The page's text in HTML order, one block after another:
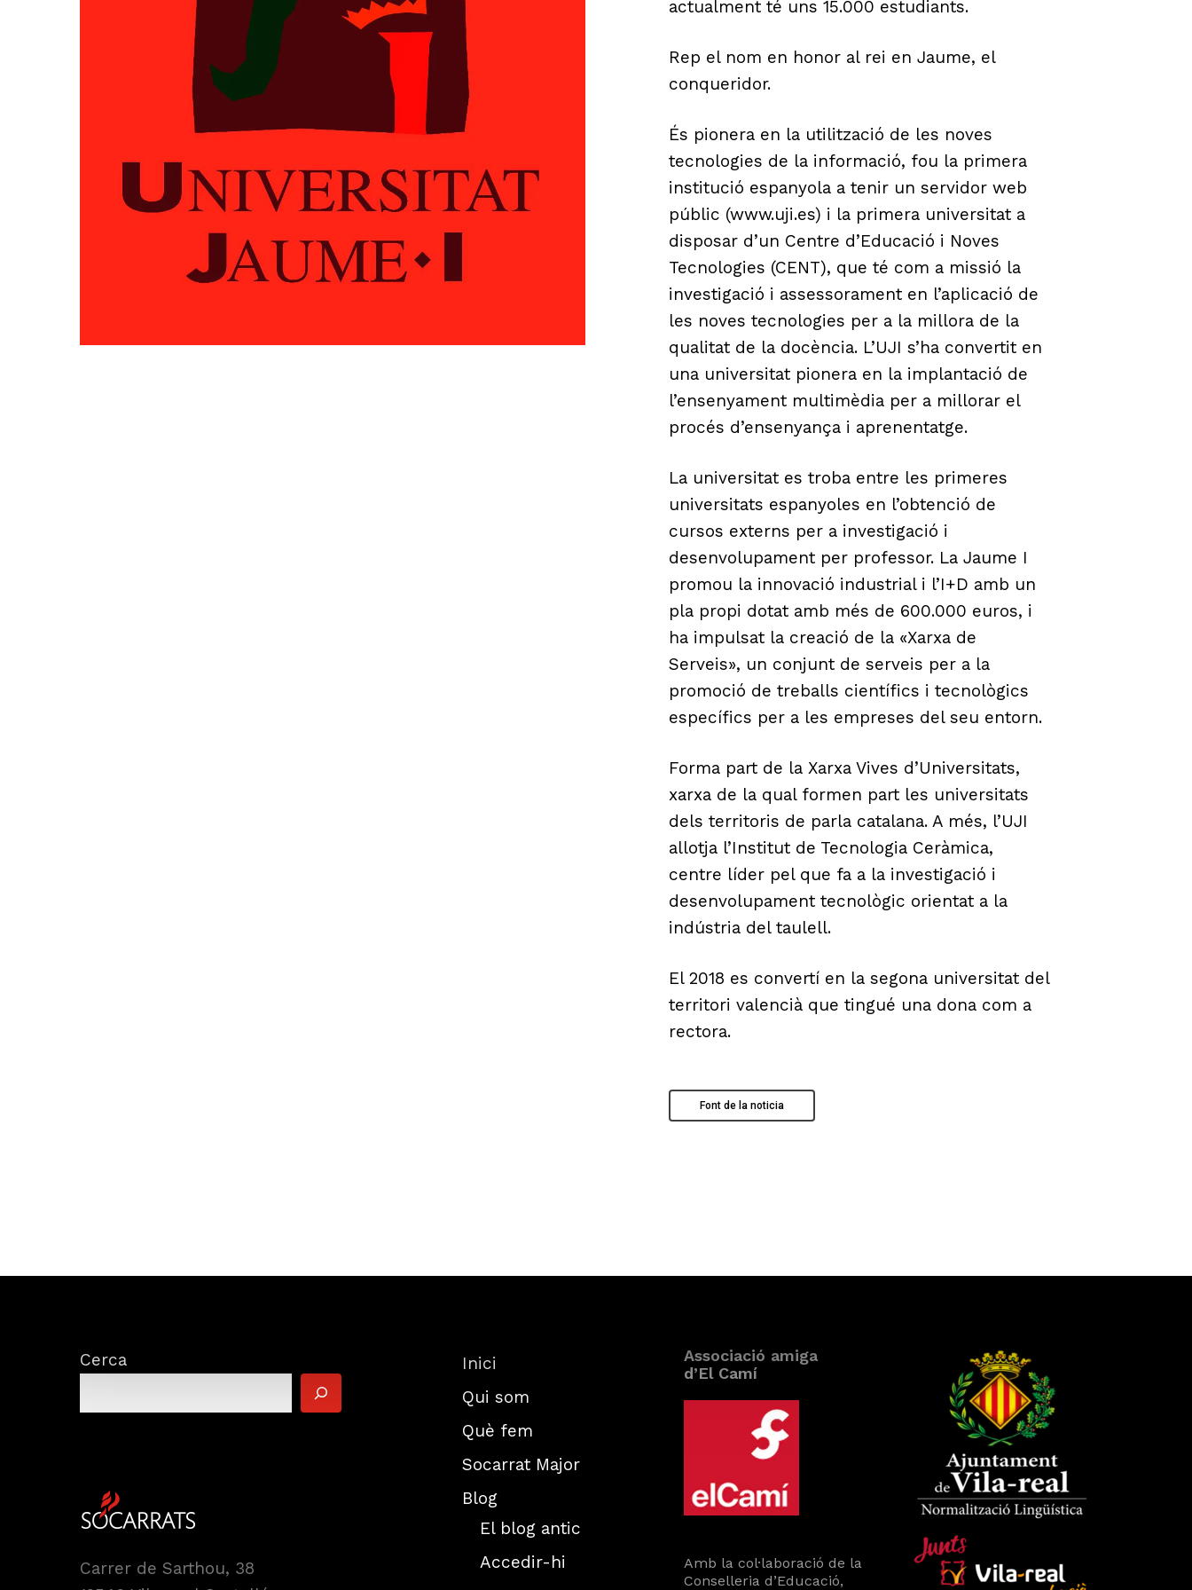
actualment té uns 15.000 estudiants.
Rep el nom en honor al rei en Jaume, el
conqueridor.
És pionera en la utilització de les noves
tecnologies de la informació, fou la primera
institució espanyola a tenir un servidor web
públic (www.uji.es) i la primera universitat a
disposar d’un Centre d’Educació i Noves
Tecnologies (CENT), que té com a missió la
investigació i assessorament en l’aplicació de
les noves tecnologies per a la millora de la
qualitat de la docència. L’UJI s’ha convertit en
una universitat pionera en la implantació de
l’ensenyament multimèdia per a millorar el
procés d’ensenyança i aprenentatge.
La universitat es troba entre les primeres
universitats espanyoles en l’obtenció de
cursos externs per a investigació i
desenvolupament per professor. La Jaume I
promou la innovació industrial i l’I+D amb un
pla propi dotat amb més de 600.000 euros, i
ha impulsat la creació de la «Xarxa de
Serveis», un conjunt de serveis per a la
promoció de treballs científics i tecnològics
específics per a les empreses del seu entorn.
Forma part de la Xarxa Vives d’Universitats,
xarxa de la qual formen part les universitats
dels territoris de parla catalana. A més, l’UJI
allotja l’Institut de Tecnologia Ceràmica,
centre líder pel que fa a la investigació i
desenvolupament tecnològic orientat a la
indústria del taulell.
El 2018 es convertí en la segona universitat del
territori valencià que tingué una dona com a
rectora.
Font de la noticia
Cerca
Carrer de Sarthou, 38
Inici
Qui som
Què fem
Socarrat Major
Blog
El blog antic
Accedir-hi
Associació amiga
d’El Camí
Amb la col·laboració de la
Conselleria d’Educació,